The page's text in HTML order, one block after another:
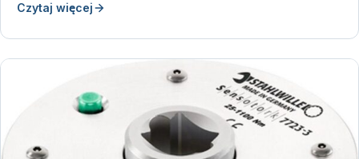
Czytaj więcej